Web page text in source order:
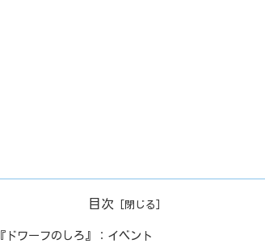
目次
『ドワーフのしろ』：イベント